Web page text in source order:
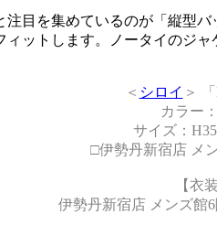
目を集めているのが「縦型
ットします。ノータイのジ
＜ シロイ ＞
カラー
サイズ：
□伊勢丹新宿店 メ
【衣
伊勢丹新宿店 メンズ館